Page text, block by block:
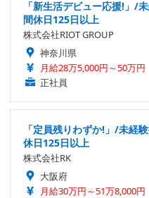
「新生活デビュー応援!」/
間休日125日以上
株式会社RIOT GROUP
神奈川県
月給28万5,000円～50万円
正社員
「定員残りわずか!」/未経
休日125日以上
株式会社RK
大阪府
月給30万円～51万8,000円